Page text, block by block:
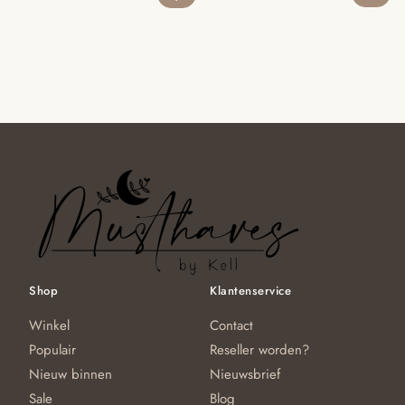
Shop
Winkel
Populair
Nieuw binnen
Sale
Klantenservice
Contact
Reseller worden?
Nieuwsbrief
Blog